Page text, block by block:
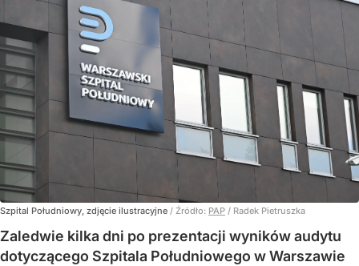
Szpital Południowy, zdjęcie ilustracyjne / Źródło: PAP / Radek Pietruszka
Zaledwie kilka dni po prezentacji wyników audytu
dotyczącego Szpitala Południowego w Warszawie